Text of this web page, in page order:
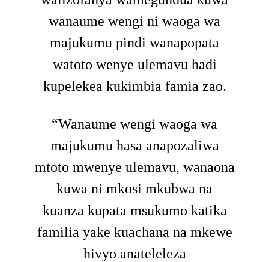
wanaume wengi ni waoga wa
majukumu pindi wanapopata
watoto wenye ulemavu hadi
kupelekea kukimbia famia zao.
“Wanaume wengi waoga wa
majukumu hasa anapozaliwa
mtoto mwenye ulemavu, wanaona
kuwa ni mkosi mkubwa na
kuanza kupata msukumo katika
familia yake kuachana na mkewe
hivyo anateleleza